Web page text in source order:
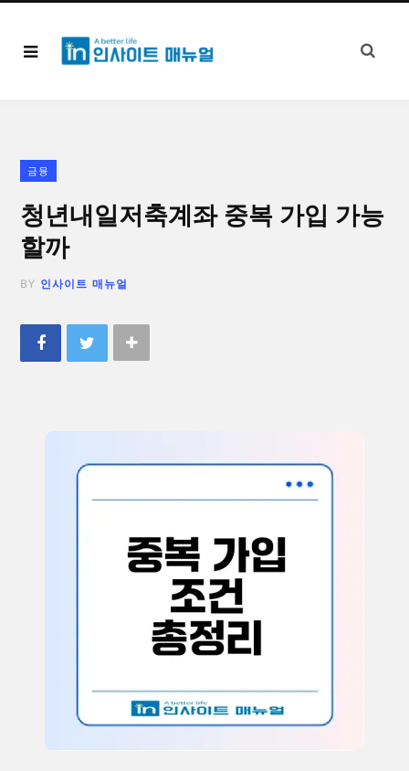
금융
청년내일저축계좌 중복 가입 가능
할까
BY 인사이트 매뉴얼